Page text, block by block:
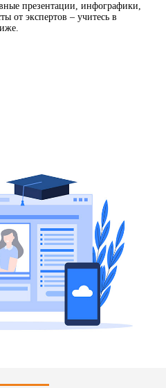
презентации, инфографики,
от экспертов – учитесь в